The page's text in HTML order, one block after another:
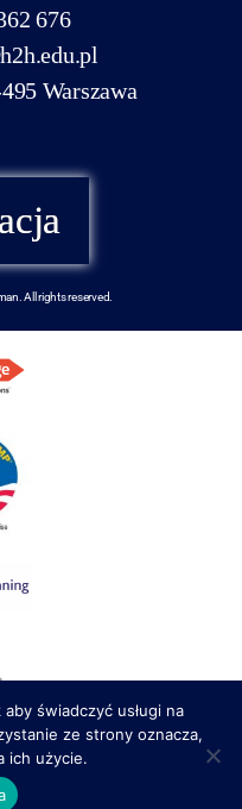
676
Warszawa
All rights reserved.
świadczyć usługi na
ze strony oznacza,
ich użycie.